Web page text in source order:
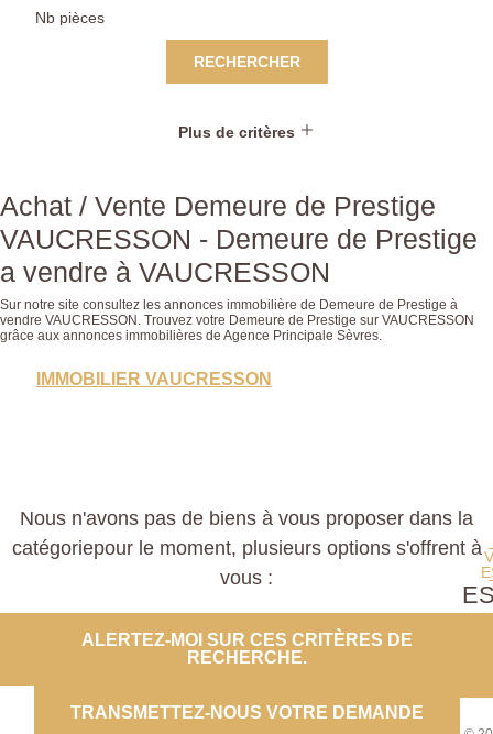
RECHERCHER
Plus de critères
Achat / Vente Demeure de Prestige
VAUCRESSON - Demeure de Prestige
a vendre à VAUCRESSON
Sur notre site consultez les annonces immobilière de Demeure de Prestige à
vendre VAUCRESSON. Trouvez votre Demeure de Prestige sur VAUCRESSON
grâce aux annonces immobilières de Agence Principale Sèvres.
IMMOBILIER VAUCRESSON
Nous n'avons pas de biens à vous proposer dans la
catégoriepour le moment, plusieurs options s'offrent à
vous :
ALERTEZ-MOI SUR CES CRITÈRES DE
RECHERCHE.
TRANSMETTEZ-NOUS VOTRE DEMANDE